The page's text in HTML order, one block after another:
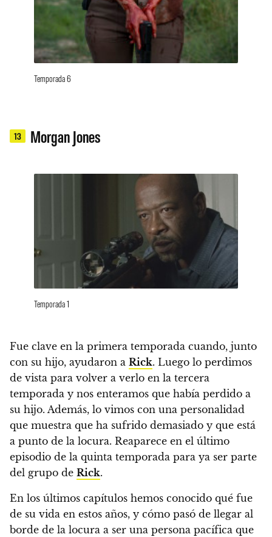
Temporada 6
13 Morgan Jones
Temporada 1
Fue clave en la primera temporada cuando, junto
con su hijo, ayudaron a Rick. Luego lo perdimos
de vista para volver a verlo en la tercera
temporada y nos enteramos que había perdido a
su hijo. Además, lo vimos con una personalidad
que muestra que ha sufrido demasiado y que está
a punto de la locura. Reaparece en el último
episodio de la quinta temporada para ya ser parte
del grupo de Rick.
En los últimos capítulos hemos conocido qué fue
de su vida en estos años, y cómo pasó de llegar al
borde de la locura a ser una persona pacífica que